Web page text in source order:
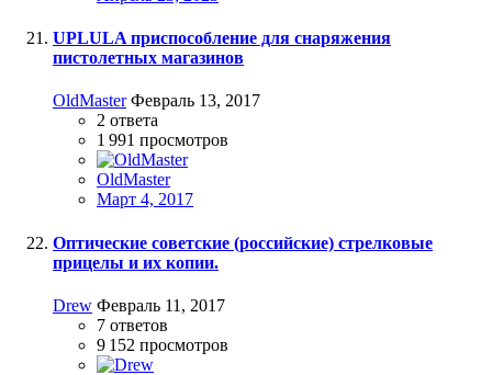
UPLULA приспособление для снаряжения
пистолетных магазинов
OldMaster Февраль 13, 2017
2 ответа
1 991 просмотров
OldMaster
Март 4, 2017
Оптические советские (российские) стрелковые
прицелы и их копии.
Drew Февраль 11, 2017
7 ответов
9 152 просмотров